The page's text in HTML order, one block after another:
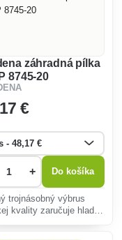
záhradná pílka
8745-20
€
+ Do košíka
trojnásobný výbrus
kvality zaručuje hladký